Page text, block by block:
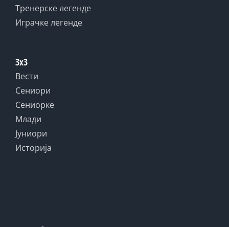
Тренерске легенде
Играчке легенде
3x3
Вести
Сениори
Сениорке
Млади
Јуниори
Историја